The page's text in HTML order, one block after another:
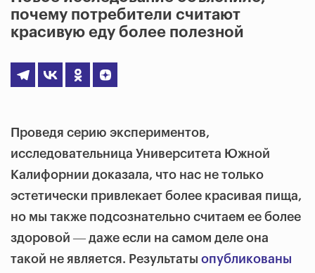
почему потребители считают
красивую еду более полезной
Проведя серию экспериментов,
исследовательница Университета Южной
Калифорнии доказала, что нас не только
эстетически привлекает более красивая пища,
но мы также подсознательно считаем ее более
здоровой ― даже если на самом деле она
такой не является. Результаты опубликованы